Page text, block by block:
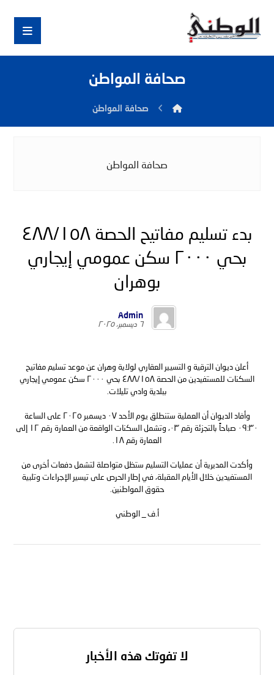
صحافة المواطن
صحافة المواطن
صحافة المواطن
بدء تسليم مفاتيح الحصة ٤٨٨/١٥٨
بحي ٢٠٠٠ سكن عمومي إيجاري
بوهران
Admin
٦ ديسمبر، ٢٠٢٥
أعلن ديوان الترقية و التسيير العقاري لولاية وهران عن موعد تسليم مفاتيح
السكنات للمستفيدين من الحصة ٤٨٨/١٥٨ بحي ٢٠٠٠ سكن عمومي إيجاري
ببلدية وادي تليلات.
وأفاد الديوان أن العملية ستنطلق يوم الأحد ٠٧ ديسمبر ٢٠٢٥ على الساعة
٠٩:٣٠ صباحاً بالتجزئة رقم ٠٣، وتشمل السكنات الواقعة من العمارة رقم ١٢ إلى
العمارة رقم ١٨.
وأكدت المديرية أن عمليات التسليم ستظل متواصلة لتشمل دفعات أخرى من
المستفيدين خلال الأيام المقبلة، في إطار الحرص على تيسير الإجراءات وتلبية
حقوق المواطنين.
أ.ف _ الوطني
لا تفوتك هذه الأخبار